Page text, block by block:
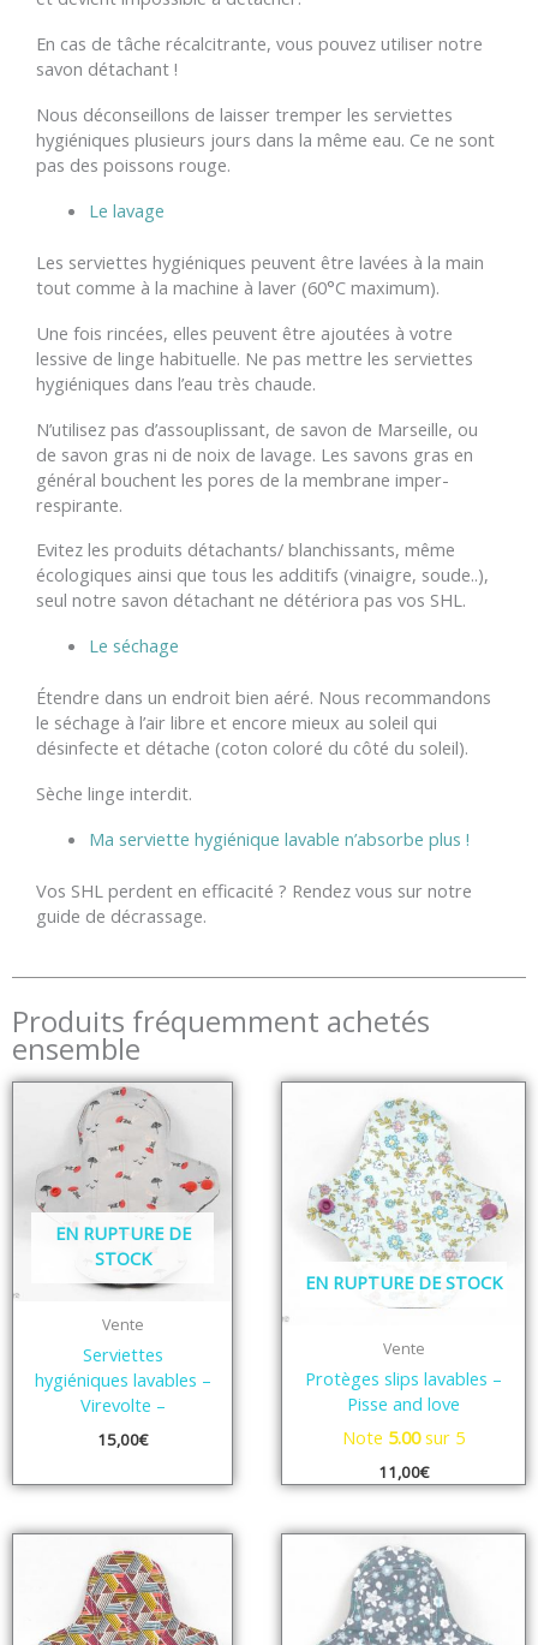
En cas de tâche récalcitrante, vous pouvez utiliser notre
savon détachant !
Nous déconseillons de laisser tremper les serviettes
hygiéniques plusieurs jours dans la même eau. Ce ne sont
pas des poissons rouge.
Le lavage
Les serviettes hygiéniques peuvent être lavées à la main
tout comme à la machine à laver (60°C maximum).
Une fois rincées, elles peuvent être ajoutées à votre
lessive de linge habituelle. Ne pas mettre les serviettes
hygiéniques dans l’eau très chaude.
N’utilisez pas d’assouplissant, de savon de Marseille, ou
de savon gras ni de noix de lavage. Les savons gras en
général bouchent les pores de la membrane imper-
respirante.
Evitez les produits détachants/ blanchissants, même
écologiques ainsi que tous les additifs (vinaigre, soude..),
seul notre savon détachant ne détériora pas vos SHL.
Le séchage
Étendre dans un endroit bien aéré. Nous recommandons
le séchage à l’air libre et encore mieux au soleil qui
désinfecte et détache (coton coloré du côté du soleil).
Sèche linge interdit.
Ma serviette hygiénique lavable n’absorbe plus !
Vos SHL perdent en efficacité ? Rendez vous sur notre
guide de décrassage.
Produits fréquemment achetés
ensemble
EN RUPTURE DE
STOCK
Vente
Serviettes
hygiéniques lavables –
Virevolte –
15,00€
EN RUPTURE DE STOCK
Vente
Protèges slips lavables –
Pisse and love
Note 5.00sur 5
11,00€